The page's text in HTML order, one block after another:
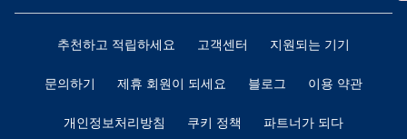
추천하고 적립하세요 고객센터 지원되는 기기
문의하기 제휴 회원이 되세요 블로그 이용 약관
개인정보처리방침 쿠키 정책 파트너가 되다